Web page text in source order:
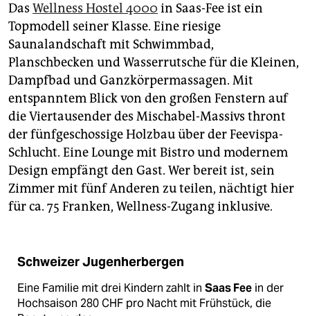
Das Wellness Hostel 4000 in Saas-Fee ist ein
Topmodell seiner Klasse. Eine riesige
Saunalandschaft mit Schwimmbad,
Planschbecken und Wasserrutsche für die Kleinen,
Dampfbad und Ganzkörpermassagen. Mit
entspanntem Blick von den großen Fenstern auf
die Viertausender des Mischabel-Massivs thront
der fünfgeschossige Holzbau über der Feevispa-
Schlucht. Eine Lounge mit Bistro und modernem
Design empfängt den Gast. Wer bereit ist, sein
Zimmer mit fünf Anderen zu teilen, nächtigt hier
für ca. 75 Franken, Wellness-Zugang inklusive.
Schweizer Jugenherbergen
Eine Familie mit drei Kindern zahlt in Saas Fee in der
Hochsaison 280 CHF pro Nacht mit Frühstück, die